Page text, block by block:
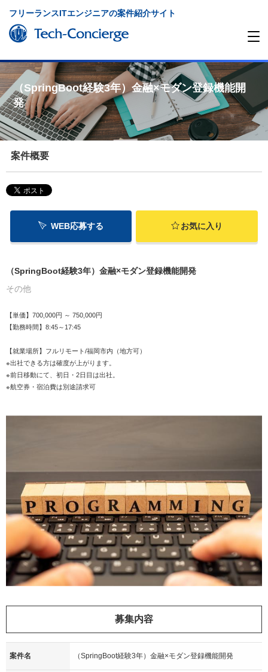
フリーランスITエンジニアの案件紹介サイト
（SpringBoot経験3年）金融×モダン登録機能開
発
案件概要
WEB応募する お気に入り
（SpringBoot経験3年）金融×モダン登録機能開発
その他
【単価】700,000円 ～ 750,000円
【勤務時間】8:45～17:45
【就業場所】フルリモート/福岡市内（地方可）
※出社できる方は確度が上がります。
※前日移動にて、初日・2日目は出社。
※航空券・宿泊費は別途請求可
募集内容
案件名 （SpringBoot経験3年）金融×モダン登録機能開発